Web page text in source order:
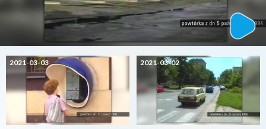
2021-03-03 2021-03-02